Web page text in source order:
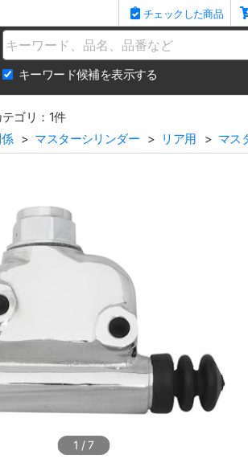
チェックした商品
Name
キーワード候補を表示する
ゴリ：1件
マスターシリンダー リア用 マス
1 /7